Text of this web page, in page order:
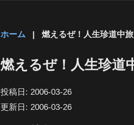
ホーム | 燃えるぜ！人生珍道中
燃えるぜ！人生珍道
投稿日: 2006-03-26
更新日: 2006-03-26